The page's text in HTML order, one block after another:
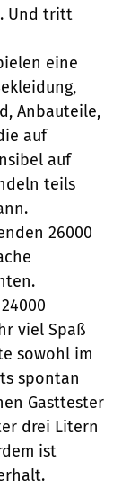
Und tritt
eine
Anbauteile,
auf
auf
teils
26000
viel Spaß
sowohl im
spontan
Gasttester
drei Litern
ist